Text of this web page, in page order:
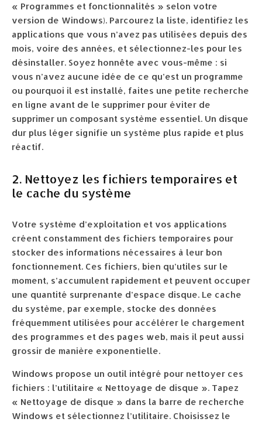
« Programmes et fonctionnalités » selon votre
version de Windows). Parcourez la liste, identifiez les
applications que vous n’avez pas utilisées depuis des
mois, voire des années, et sélectionnez-les pour les
désinstaller. Soyez honnête avec vous-même : si
vous n’avez aucune idée de ce qu’est un programme
ou pourquoi il est installé, faites une petite recherche
en ligne avant de le supprimer pour éviter de
supprimer un composant système essentiel. Un disque
dur plus léger signifie un système plus rapide et plus
réactif.
2. Nettoyez les fichiers temporaires et
le cache du système
Votre système d’exploitation et vos applications
créent constamment des fichiers temporaires pour
stocker des informations nécessaires à leur bon
fonctionnement. Ces fichiers, bien qu’utiles sur le
moment, s’accumulent rapidement et peuvent occuper
une quantité surprenante d’espace disque. Le cache
du système, par exemple, stocke des données
fréquemment utilisées pour accélérer le chargement
des programmes et des pages web, mais il peut aussi
grossir de manière exponentielle.
Windows propose un outil intégré pour nettoyer ces
fichiers : l’utilitaire « Nettoyage de disque ». Tapez
« Nettoyage de disque » dans la barre de recherche
Windows et sélectionnez l’utilitaire. Choisissez le